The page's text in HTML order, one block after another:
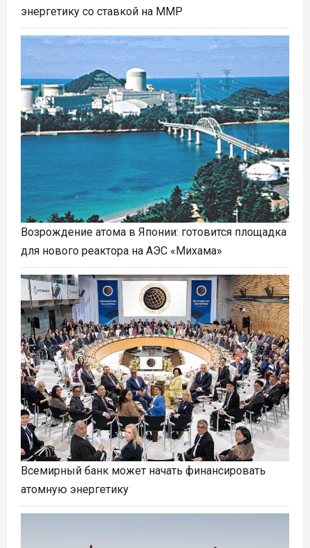
энергетику со ставкой на ММР
Возрождение атома в Японии: готовится площадка
для нового реактора на АЭС «Михама»
Всемирный банк может начать финансировать
атомную энергетику